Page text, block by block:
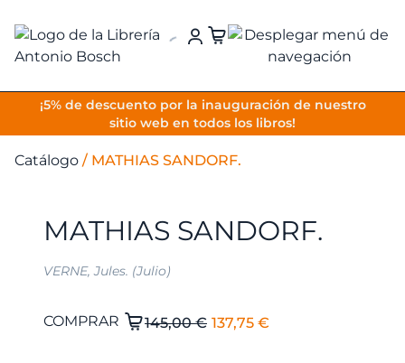
¡5% de descuento por la inauguración de nuestro
sitio web en todos los libros!
VOLVER
Catálogo / MATHIAS SANDORF.
MATHIAS SANDORF.
VERNE, Jules. (Julio)
145,00€ El
137,75 €
MATHIAS
COMPRAR